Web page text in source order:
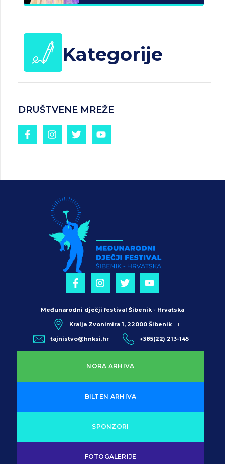
Kategorije
DRUŠTVENE MREŽE
NORA ARHIVA
BILTEN ARHIVA
SPONZORI
FOTOGALERIJE
Međunarodni dječji festival Šibenik - Hrvatska
Kralja Zvonimira 1, 22000 Šibenik
tajnistvo@hnksi.hr +385(22) 213-145